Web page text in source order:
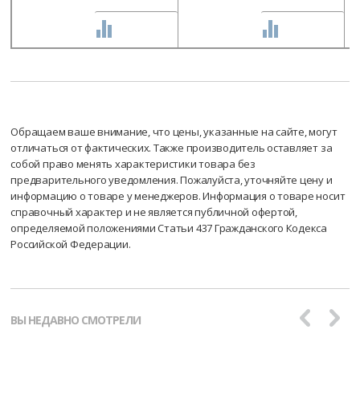
Обращаем ваше внимание, что цены, указанные на сайте, могут
отличаться от фактических. Также производитель оставляет за
собой право менять характеристики товара без
предварительного уведомления. Пожалуйста, уточняйте цену и
информацию о товаре у менеджеров. Информация о товаре носит
справочный характер и не является публичной офертой,
определяемой положениями Статьи 437 Гражданского Кодекса
Российской Федерации.
ВЫ НЕДАВНО СМОТРЕЛИ